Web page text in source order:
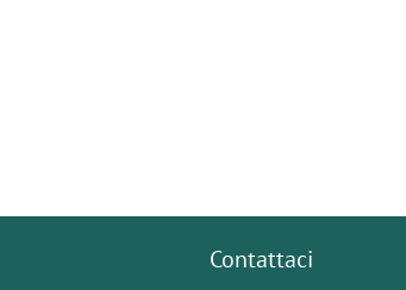
Contattaci